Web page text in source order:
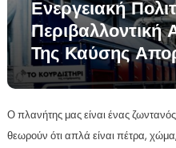
Ενεργειακή
Περιβαλλοντική
Της Καύσης
Ο πλανήτης μας είναι ένας
θεωρούν ότι απλά είναι πέτρα,